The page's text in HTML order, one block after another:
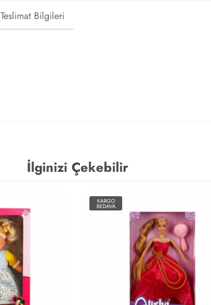
Teslimat Bilgileri
İlginizi Çekebilir
KARGO
BEDAVA